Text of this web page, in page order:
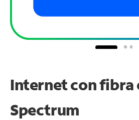
Internet con fibra
Spectrum